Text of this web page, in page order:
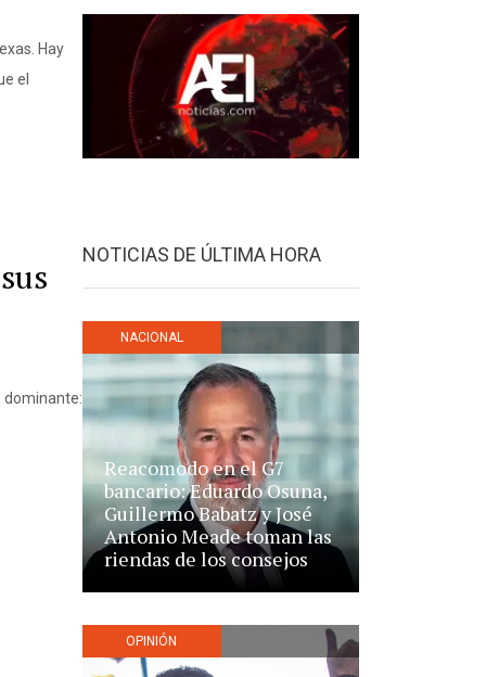
Hay
el
dominante:
NOTICIAS DE ÚLTIMA HORA
NACIONAL
Reacomodo en el G7
bancario: Eduardo Osuna,
Guillermo Babatz y José
Antonio Meade toman las
riendas de los consejos
OPINIÓN